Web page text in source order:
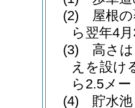
(2)
屋根
ら翌年4
(3)
高さ
えを設け
ら2.5メ
(4)
貯水